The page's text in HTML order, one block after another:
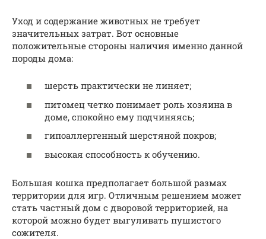
Уход и содержание животных не требует
значительных затрат. Вот основные
положительные стороны наличия именно данной
породы дома:
шерсть практически не линяет;
питомец четко понимает роль хозяина в
доме, спокойно ему подчиняясь;
гипоаллергенный шерстяной покров;
высокая способность к обучению.
Большая кошка предполагает большой размах
территории для игр. Отличным решением может
стать частный дом с дворовой территорией, на
которой можно будет выгуливать пушистого
сожителя.